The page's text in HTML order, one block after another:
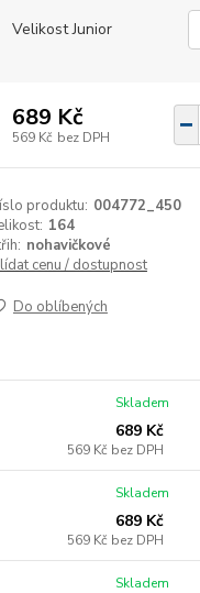
Velikost Junior
689 Kč
569 Kč bez DPH
produktu: 004772_450
164
nohavičkové
cenu / dostupnost
Do oblíbených
689 Kč
569 Kč bez DPH
Skladem
689 Kč
569 Kč bez DPH
Skladem
Skladem